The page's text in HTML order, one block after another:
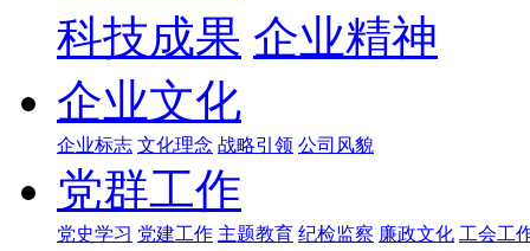
科技成果 企业精神
企业文化
企业标志 文化理念 战略引领 公司风貌
党群工作
党史学习 党建工作 主题教育 纪检监察 廉政文化 工会工